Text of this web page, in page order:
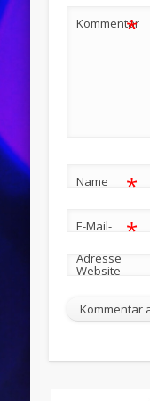
Kommentar
*
Name *
E-Mail-
Adresse
*
Website